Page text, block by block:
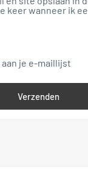
keer wanneer ik
je e-maillijst